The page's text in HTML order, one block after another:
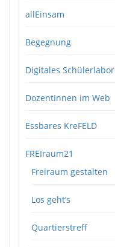
allEinsam
Begegnung
Digitales Schülerlabor
DozentInnen im Web
Essbares KreFELD
FREIraum21
Freiraum gestalten
Los geht’s
Quartierstreff